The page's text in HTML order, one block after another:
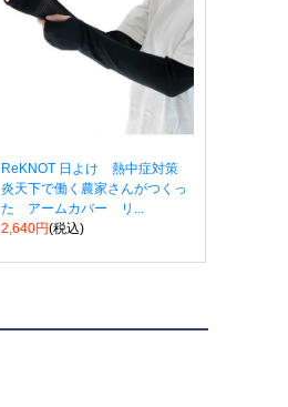
ReKNOT 日よけ 熱中症対策
炎天下で働く農家さんがつくっ
た アームカバー リ...
2,640円(税込)